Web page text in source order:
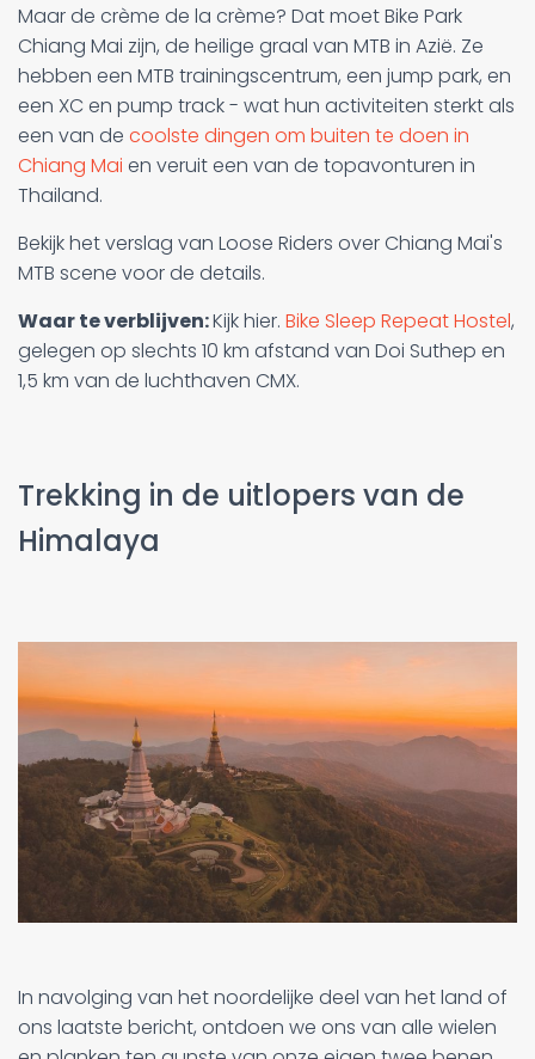
Maar de crème de la crème? Dat moet Bike Park
Chiang Mai zijn, de heilige graal van MTB in Azië. Ze
hebben een MTB trainingscentrum, een jump park, en
een XC en pump track - wat hun activiteiten sterkt als
een van de coolste dingen om buiten te doen in
Chiang Mai en veruit een van de topavonturen in
Thailand.
Bekijk het verslag van Loose Riders over Chiang Mai's
MTB scene voor de details.
Waar te verblijven:Kijk hier. Bike Sleep Repeat Hostel,
gelegen op slechts 10 km afstand van Doi Suthep en
1,5 km van de luchthaven CMX.
Trekking in de uitlopers van de
Himalaya
In navolging van het noordelijke deel van het land of
ons laatste bericht, ontdoen we ons van alle wielen